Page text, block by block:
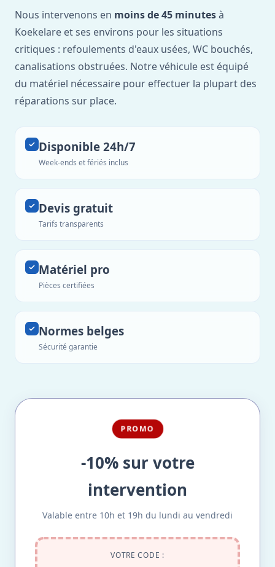
Nous intervenons en moins de 45 minutesà
Koekelare et ses environs pour les situations
critiques : refoulements d'eaux usées, WC bouchés,
canalisations obstruées. Notre véhicule est équipé
du matériel nécessaire pour effectuer la plupart des
réparations sur place.
Disponible 24h/7
Week-ends et fériés inclus
Devis gratuit
Tarifs transparents
Matériel pro
Pièces certifiées
Normes belges
Sécurité garantie
PROMO
-10% sur votre
intervention
Valable entre 10h et 19h du lundi au vendredi
VOTRE CODE :